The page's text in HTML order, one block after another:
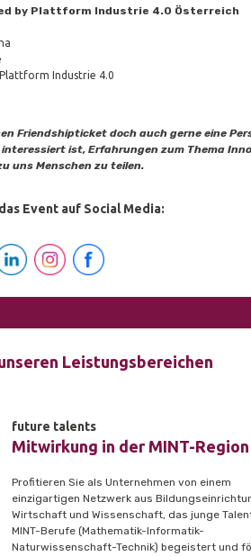
by Plattform Industrie 4.0 Österreich
Industrie 4.0
Friendshipticket doch auch gerne eine
ist, Erfahrungen zum Thema
uns Menschen zu teilen.
Event auf Social Media:
Leistungsbereichen
future talents
Mitwirkung in der MINT-Region
Profitieren Sie als Unternehmen von einem
einzigartigen Netzwerk aus
Wirtschaft und Wissenschaft, das junge
MINT-Berufe (Mathematik-Informatik-
Naturwissenschaft-Technik) begeistert und